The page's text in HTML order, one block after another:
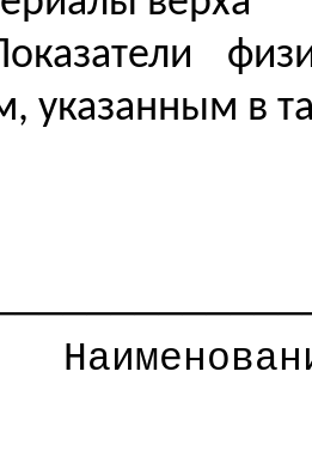
указанным в